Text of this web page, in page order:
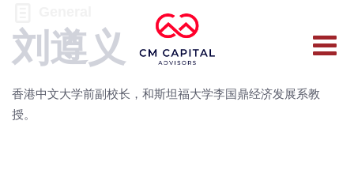
刘遵义
香港中文大学前副校长，和斯坦福大学李国鼎经济发展系教
授。